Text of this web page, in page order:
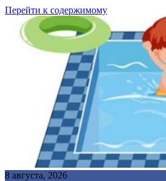
Перейти к содержимому
8 августа, 2026